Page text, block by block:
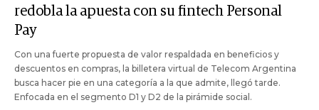
redobla la apuesta con su fintech Personal
Pay
Con una fuerte propuesta de valor respaldada en beneficios y
descuentos en compras, la billetera virtual de Telecom Argentina
busca hacer pie en una categoría a la que admite, llegó tarde.
Enfocada en el segmento D1 y D2 de la pirámide social.